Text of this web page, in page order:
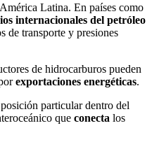
Latina. En países como
internacionales del petróleo
de transporte y presiones
de hidrocarburos pueden
exportaciones energéticas.
particular dentro del
que conecta los